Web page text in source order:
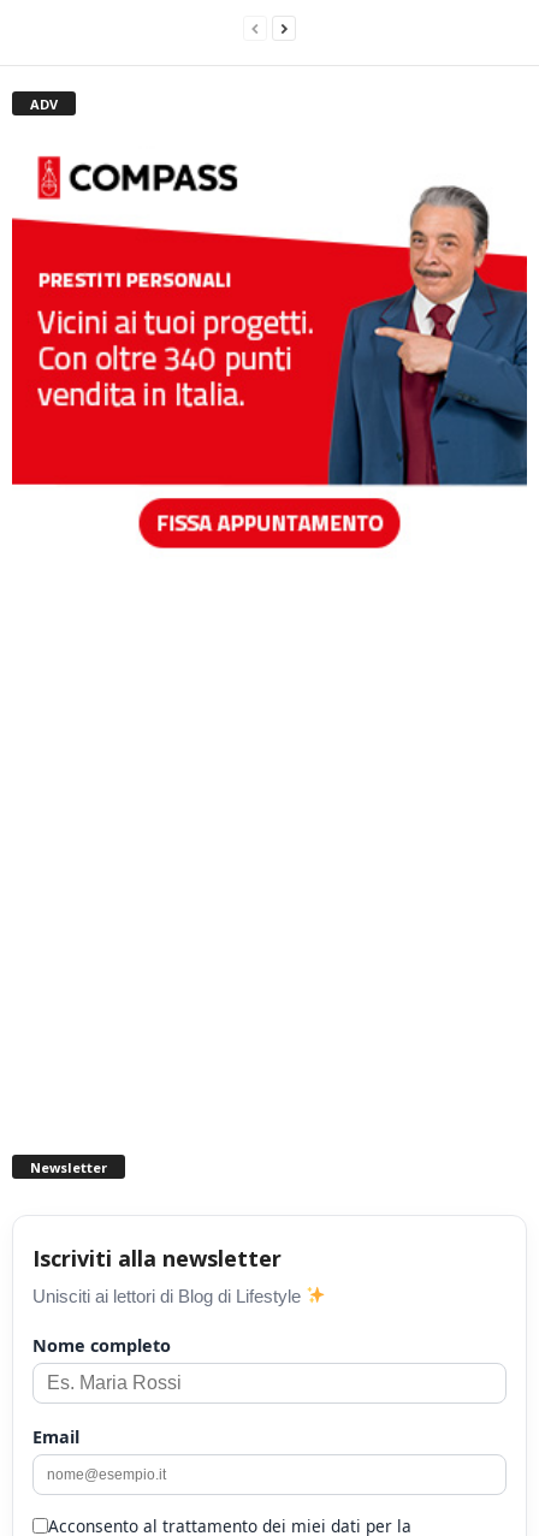
ADV
Newsletter
Iscriviti alla newsletter
Unisciti ai lettori di Blog di Lifestyle
Nome completo
Email
Acconsento al trattamento dei miei dati per la